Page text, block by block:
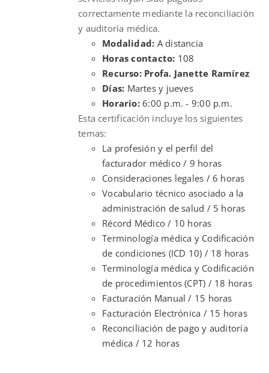
correctamente mediante la reconciliación
y auditoría médica.
Modalidad: A distancia
Horas contacto: 108
Recurso: Profa. Janette Ramírez
Días: Martes y jueves
Horario:6:00 p.m. - 9:00 p.m.
Esta certificación incluye los siguientes
temas:
La profesión y el perfil del
facturador médico / 9 horas
Consideraciones legales / 6 horas
Vocabulario técnico asociado a la
administración de salud / 5 horas
Récord Médico / 10 horas
Terminología médica y Codificación
de condiciones (ICD 10) / 18 horas
Terminología médica y Codificación
de procedimientos (CPT) / 18 horas
Facturación Manual / 15 horas
Facturación Electrónica / 15 horas
Reconciliación de pago y auditoría
médica / 12 horas